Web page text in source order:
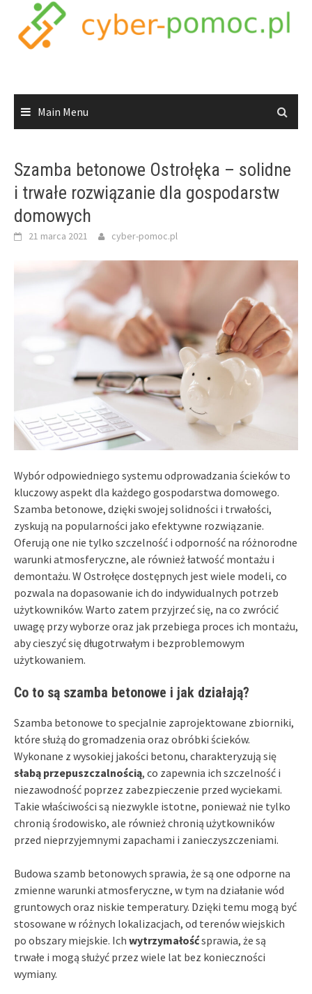
content
Main Menu
Szamba betonowe Ostrołęka – solidne
i trwałe rozwiązanie dla gospodarstw
domowych
21 marca 2021 cyber-pomoc.pl
Wybór odpowiedniego systemu odprowadzania ścieków to
kluczowy aspekt dla każdego gospodarstwa domowego.
Szamba betonowe, dzięki swojej solidności i trwałości,
zyskują na popularności jako efektywne rozwiązanie.
Oferują one nie tylko szczelność i odporność na różnorodne
warunki atmosferyczne, ale również łatwość montażu i
demontażu. W Ostrołęce dostępnych jest wiele modeli, co
pozwala na dopasowanie ich do indywidualnych potrzeb
użytkowników. Warto zatem przyjrzeć się, na co zwrócić
uwagę przy wyborze oraz jak przebiega proces ich montażu,
aby cieszyć się długotrwałym i bezproblemowym
użytkowaniem.
Co to są szamba betonowe i jak działają?
Szamba betonowe to specjalnie zaprojektowane zbiorniki,
które służą do gromadzenia oraz obróbki ścieków.
Wykonane z wysokiej jakości betonu, charakteryzują się
słabą przepuszczalnością, co zapewnia ich szczelność i
niezawodność poprzez zabezpieczenie przed wyciekami.
Takie właściwości są niezwykle istotne, ponieważ nie tylko
chronią środowisko, ale również chronią użytkowników
przed nieprzyjemnymi zapachami i zanieczyszczeniami.
Budowa szamb betonowych sprawia, że są one odporne na
zmienne warunki atmosferyczne, w tym na działanie wód
gruntowych oraz niskie temperatury. Dzięki temu mogą być
stosowane w różnych lokalizacjach, od terenów wiejskich
po obszary miejskie. Ich wytrzymałośćsprawia, że są
trwałe i mogą służyć przez wiele lat bez konieczności
wymiany.